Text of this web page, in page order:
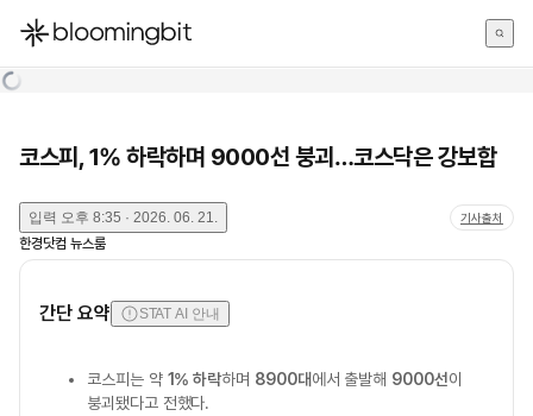
한국어
코스피, 1% 하락하며 9000선 붕괴…코스닥은 강보합
입력 오후 8:35 · 2026. 06. 21. 기사출처
한경닷컴 뉴스룸
간단 요약 STAT AI 안내
코스피는 약 1% 하락하며 8900대에서 출발해 9000선이
붕괴됐다고 전했다.